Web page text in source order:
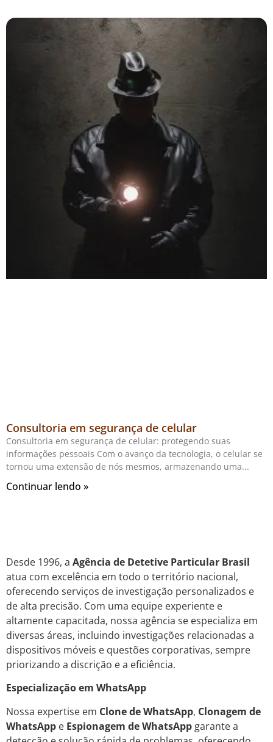
Consultoria em segurança de celular
Consultoria em segurança de celular: protegendo suas
informações pessoais Com o avanço da tecnologia, o celular se
tornou uma extensão de nós mesmos, armazenando uma
Continuar lendo »
Desde 1996, a Agência de Detetive Particular Brasil
atua com excelência em todo o território nacional,
oferecendo serviços de investigação personalizados e
de alta precisão. Com uma equipe experiente e
altamente capacitada, nossa agência se especializa em
diversas áreas, incluindo investigações relacionadas a
dispositivos móveis e questões corporativas, sempre
priorizando a discrição e a eficiência.
Especialização em WhatsApp
Nossa expertise em Clone de WhatsApp, Clonagem de
WhatsApp e Espionagem de WhatsApp garante a